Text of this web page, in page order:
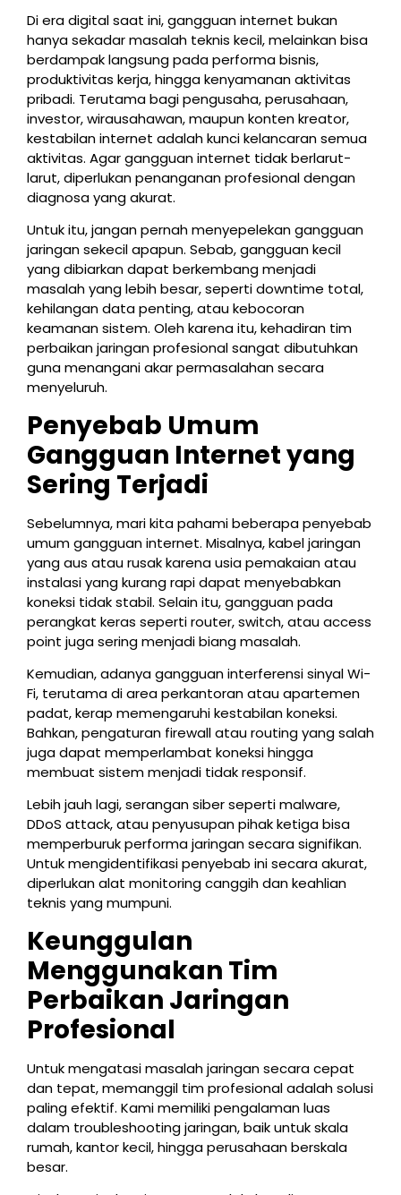
Di era digital saat ini, gangguan internet bukan
hanya sekadar masalah teknis kecil, melainkan bisa
berdampak langsung pada performa bisnis,
produktivitas kerja, hingga kenyamanan aktivitas
pribadi. Terutama bagi pengusaha, perusahaan,
investor, wirausahawan, maupun konten kreator,
kestabilan internet adalah kunci kelancaran semua
aktivitas. Agar gangguan internet tidak berlarut-
larut, diperlukan penanganan profesional dengan
diagnosa yang akurat.
Untuk itu, jangan pernah menyepelekan gangguan
jaringan sekecil apapun. Sebab, gangguan kecil
yang dibiarkan dapat berkembang menjadi
masalah yang lebih besar, seperti downtime total,
kehilangan data penting, atau kebocoran
keamanan sistem. Oleh karena itu, kehadiran tim
perbaikan jaringan profesional sangat dibutuhkan
guna menangani akar permasalahan secara
menyeluruh.
Penyebab Umum
Gangguan Internet yang
Sering Terjadi
Sebelumnya, mari kita pahami beberapa penyebab
umum gangguan internet. Misalnya, kabel jaringan
yang aus atau rusak karena usia pemakaian atau
instalasi yang kurang rapi dapat menyebabkan
koneksi tidak stabil. Selain itu, gangguan pada
perangkat keras seperti router, switch, atau access
point juga sering menjadi biang masalah.
Kemudian, adanya gangguan interferensi sinyal Wi-
Fi, terutama di area perkantoran atau apartemen
padat, kerap memengaruhi kestabilan koneksi.
Bahkan, pengaturan firewall atau routing yang salah
juga dapat memperlambat koneksi hingga
membuat sistem menjadi tidak responsif.
Lebih jauh lagi, serangan siber seperti malware,
DDoS attack, atau penyusupan pihak ketiga bisa
memperburuk performa jaringan secara signifikan.
Untuk mengidentifikasi penyebab ini secara akurat,
diperlukan alat monitoring canggih dan keahlian
teknis yang mumpuni.
Keunggulan
Menggunakan Tim
Perbaikan Jaringan
Profesional
Untuk mengatasi masalah jaringan secara cepat
dan tepat, memanggil tim profesional adalah solusi
paling efektif. Kami memiliki pengalaman luas
dalam troubleshooting jaringan, baik untuk skala
rumah, kantor kecil, hingga perusahaan berskala
besar.